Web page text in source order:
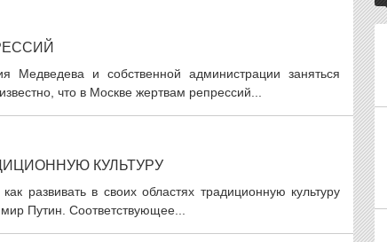
Медведева и собственной администрации заняться
что в Москве жертвам репрессий...
КУЛЬТУРУ
развивать в своих областях традиционную культуру
Путин. Соответствующее...